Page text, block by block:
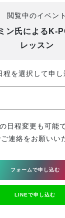
閲覧中のイベント
ン氏によるK-
レッスン
程を選択して申し
日程変更も可能
連絡をお願いい
フォームで申し込む
LINEで申し込む